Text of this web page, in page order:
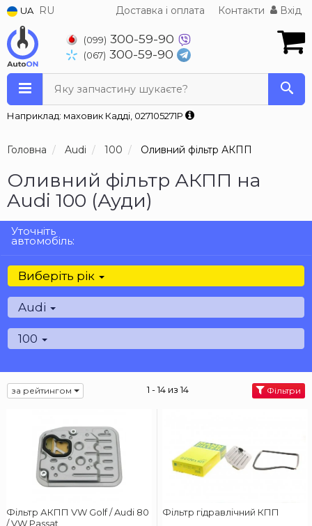
UA RU Доставка і оплата Контакти Вхід
(099) 300-59-90
(067) 300-59-90
Яку запчастину шукаєте?
Наприклад: маховик Кадді, 027105271P
Головна Audi 100 Оливний фільтр АКПП
Оливний фільтр АКПП на
Audi 100 (Ауди)
Уточніть
автомобіль:
Виберіть рік
Audi
100
за рейтингом 1 - 14 из 14 Фільтри
Фільтр АКПП VW Golf / Audi 80
/ VW Passat
Фільтр гідравлічний КПП